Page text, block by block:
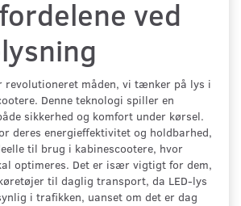
ved
revolutioneret måden, vi tænker på lys i
Denne teknologi spiller en
sikkerhed og komfort under kørsel.
deres energieffektivitet og holdbarhed,
til brug i kabinescootere, hvor
optimeres. Det er især vigtigt for dem,
til daglig transport, da LED-lys
i trafikken, uanset om det er dag